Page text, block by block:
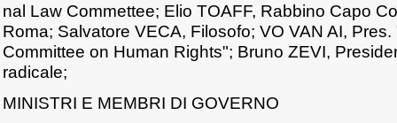
nal Law Commettee; Elio TOAFF, Rabbino Capo
Roma; Salvatore VECA, Filosofo; VO VAN AI,
Committee on Human Rights"; Bruno ZEVI,
radicale;
MINISTRI E MEMBRI DI GOVERNO